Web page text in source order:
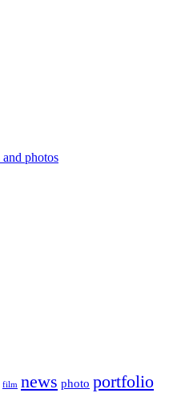
film news photo portfolio